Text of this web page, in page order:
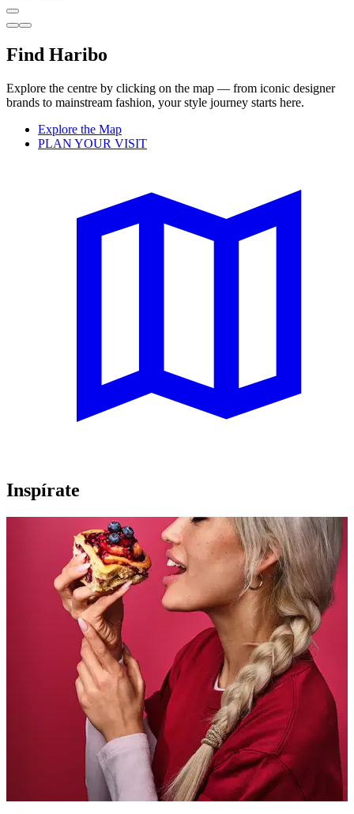
Find Haribo
Explore the centre by clicking on the map — from iconic designer
brands to mainstream fashion, your style journey starts here.
Explore the Map
PLAN YOUR VISIT
Inspírate